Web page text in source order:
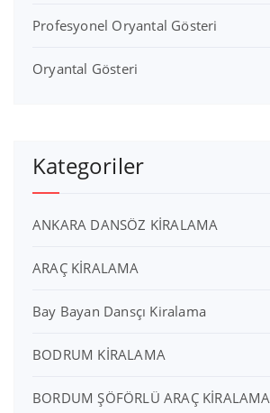
Profesyonel Oryantal Gösteri
Oryantal Gösteri
Kategoriler
ANKARA DANSÖZ KİRALAMA
ARAÇ KİRALAMA
Bay Bayan Dansçı Kiralama
BODRUM KİRALAMA
BORDUM ŞÖFÖRLÜ ARAÇ KİRALAMA